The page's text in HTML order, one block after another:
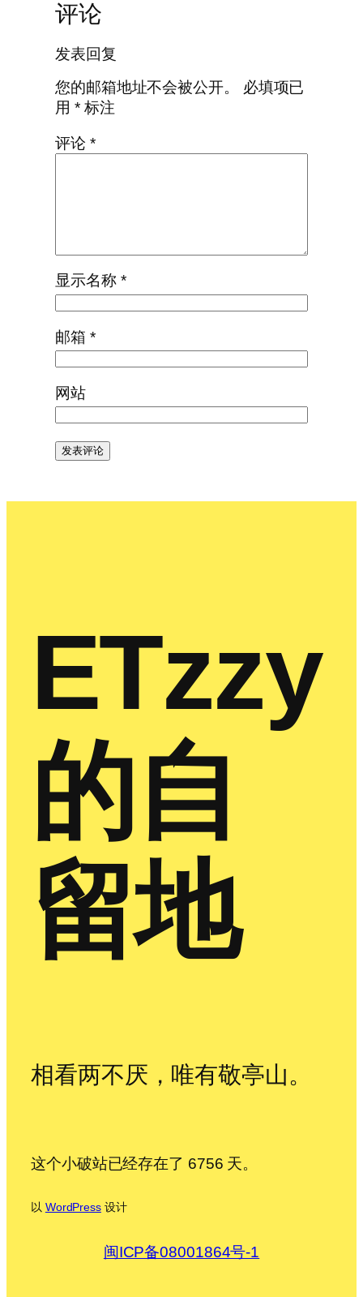
评论
发表回复
您的邮箱地址不会被公开。
必填项已
用 *标注
评论 *
显示名称 *
邮箱 *
网站
ETzzy
的自
留地
相看两不厌，唯有敬亭山。
这个小破站已经存在了 6756 天。
以 WordPress设计
闽ICP备08001864号-1